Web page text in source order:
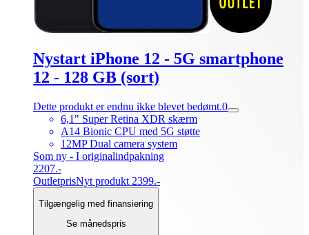
Nystart iPhone 12 - 5G smartphone
12 - 128 GB (sort)
Dette produkt er endnu ikke blevet bedømt.0
6,1" Super Retina XDR skærm
A14 Bionic CPU med 5G støtte
12MP Dual camera system
Som ny - I originalindpakning
2207.-
OutletprisNyt produkt 2399.-
Tilgængelig med finansiering
Se månedspris